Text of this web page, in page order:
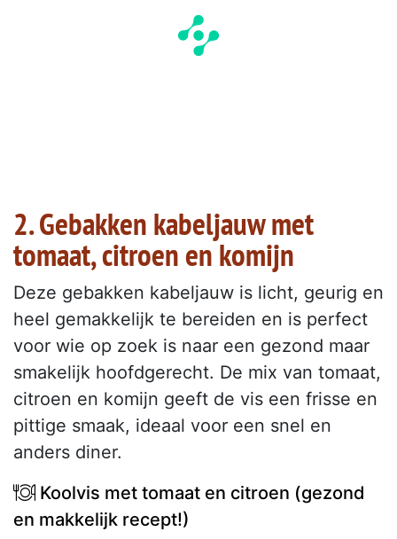
2. Gebakken kabeljauw met
tomaat, citroen en komijn
Deze gebakken kabeljauw is licht, geurig en
heel gemakkelijk te bereiden en is perfect
voor wie op zoek is naar een gezond maar
smakelijk hoofdgerecht. De mix van tomaat,
citroen en komijn geeft de vis een frisse en
pittige smaak, ideaal voor een snel en
anders diner.
Koolvis met tomaat en citroen (gezond
en makkelijk recept!)